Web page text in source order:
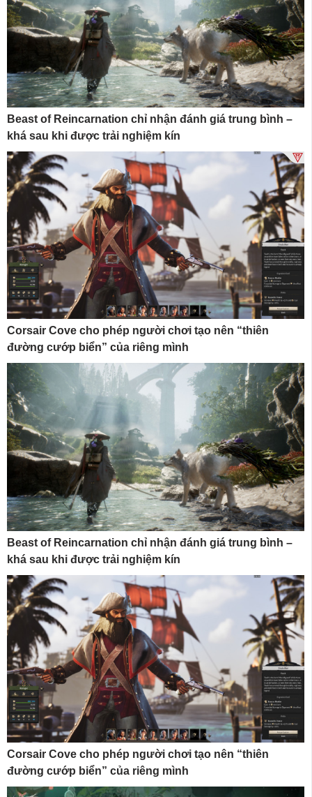
Beast of Reincarnation chỉ nhận đánh giá trung bình –
khá sau khi được trải nghiệm kín
Corsair Cove cho phép người chơi tạo nên “thiên
đường cướp biển” của riêng mình
Beast of Reincarnation chỉ nhận đánh giá trung bình –
khá sau khi được trải nghiệm kín
Corsair Cove cho phép người chơi tạo nên “thiên
đường cướp biển” của riêng mình